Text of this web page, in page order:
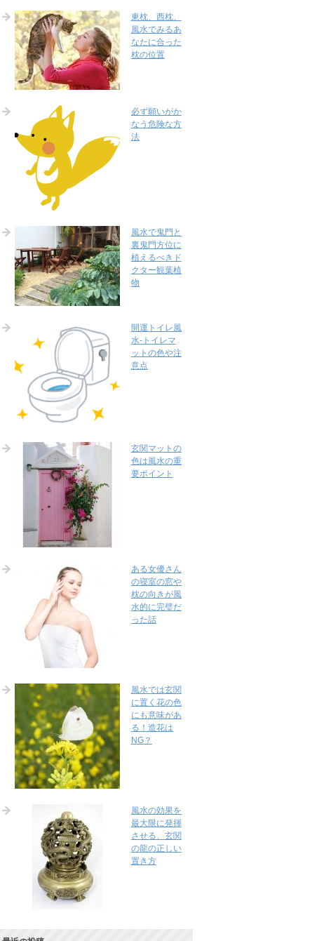
東枕、西枕、
風水でみるあ
なたに合った
枕の位置
必ず願いがか
なう危険な方
法
風水で鬼門と
裏鬼門方位に
植えるべきド
クター観葉植
物
開運トイレ風
水-トイレマ
ットの色や注
意点
玄関マットの
色は風水の重
要ポイント
ある女優さん
の寝室の窓や
枕の向きが風
水的に完璧だ
った話
風水では玄関
に置く花の色
にも意味があ
る！造花は
NG？
風水の効果を
最大限に発揮
させる、玄関
の龍の正しい
置き方